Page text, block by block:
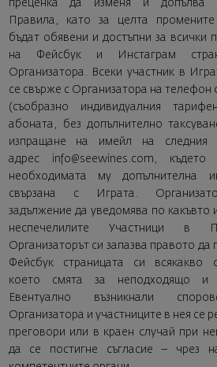
преценка да изменя и допълва
Правила, като за целта
бъдат обявени и достъпни за всички
на Фейсбук и Инстаграм
Организатора. Всеки участник в
се свърже с Организатора на телефон
(съобразно индивидуалния
абоната, без допълнително
изпращане на имейл на следния
адрес
info@seewines.com , където
необходимата му допълнителна
свързана с Играта.
задължение да уведомява по какъвто
неспечелилите Участници в
Организаторът си запазва правото да
Фейсбук страницата си всякакво
което смята за неподходящо и
Евентуално възникнали
Организатора и участниците в нея се
преговори или в краен случай при
да се постигне съгласие – чрез